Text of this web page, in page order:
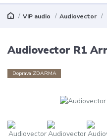
VIP audio Audiovector
Audiovector R1
Doprava ZDARMA